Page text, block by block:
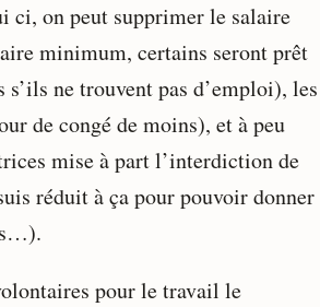
ci, on peut supprimer le salaire
minimum, certains seront prêt
ne trouvent pas d’emploi), les
de congé de moins), et à peu
mise à part l’interdiction de
réduit à ça pour pouvoir donner
pour le travail le